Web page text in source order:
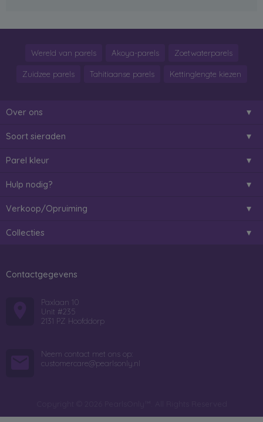
Wereld van parels Akoya-parels Zoetwaterparels
Zuidzee parels Tahitiaanse parels Kettinglengte kiezen
Over ons
Soort sieraden
Parel kleur
Hulp nodig?
Verkoop/Opruiming
Collecties
Contactgegevens
Paxlaan 10
Unit #235
2131 PZ Hoofddorp
Neem contact met ons op:
customercare@pearlsonly.nl